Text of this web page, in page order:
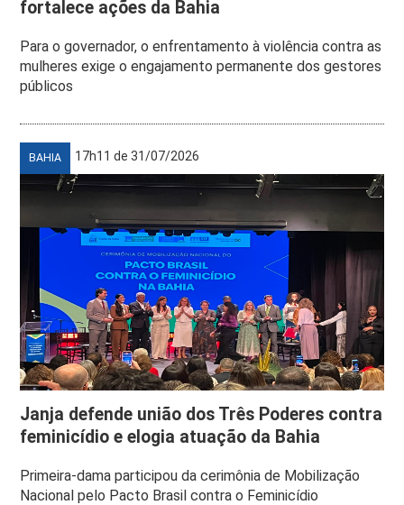
fortalece ações da Bahia
Para o governador, o enfrentamento à violência contra as
mulheres exige o engajamento permanente dos gestores
públicos
BAHIA 17h11 de 31/07/2026
Janja defende união dos Três Poderes contra
feminicídio e elogia atuação da Bahia
Primeira-dama participou da cerimônia de Mobilização
Nacional pelo Pacto Brasil contra o Feminicídio